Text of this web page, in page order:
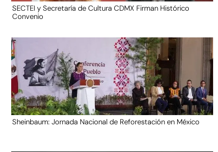
SECTEI y Secretaría de Cultura CDMX Firman Histórico
Convenio
Sheinbaum: Jornada Nacional de Reforestación en México